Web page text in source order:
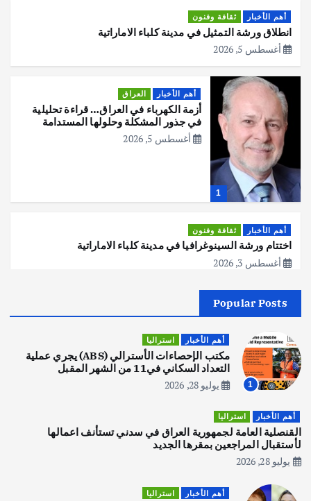
أهم الأخبار ثقافة وفنون
انطلاق ورشة التمثيل في مدينة كلباء الاماراتية
أغسطس 5, 2026
1
أهم الأخبار العراق
أزمة الكهرباء في العراق… قراءة تحليلية
في جذور المشكلة وحلولها المستدامة
أغسطس 5, 2026
أهم الأخبار ثقافة وفنون
اختتام ورشة السينوغرافيا في مدينة كلباء الاماراتية
أغسطس 3, 2026
2
اصبح بطلاً لأستراليا بلعبة كمال الاجسام
يوليو 30, 2026
3
يوليو 30, 2026
Popular Posts
1
أهم الأخبار استراليا
مكتب الإحصاءات الأسترالي (ABS) يجري عملية
التعداد السكاني في11 من الشهر المقبل
يوليو 28, 2026
أهم الأخبار استراليا
القنصلية العامة لجمهورية العراق في سدني تستأنف اعمالها
لأستقبال المراجعين بمقرها الجديد
يوليو 28, 2026
أهم الأخبار استراليا